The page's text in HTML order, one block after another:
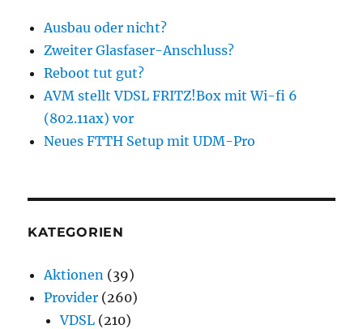
Ausbau oder nicht?
Zweiter Glasfaser-Anschluss?
Reboot tut gut?
AVM stellt VDSL FRITZ!Box mit Wi-fi 6
(802.11ax) vor
Neues FTTH Setup mit UDM-Pro
KATEGORIEN
Aktionen (39)
Provider (260)
VDSL (210)